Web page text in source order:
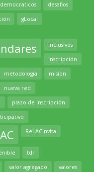
democraticos desafios
gLocal
inclusivos
inscripción
metodologia mision
nueva red
plazo de inscripción
ReLACInvita
tdr
valor agregado valores